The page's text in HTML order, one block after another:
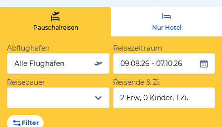
Pauschalreisen Nur Hotel
Abflughafen
Alle Flughäfen
Reisezeitraum
09.08.26 - 07.10.26
Reisedauer
Reisende & Zi.
2 Erw, 0 Kinder, 1 Zi.
Filter